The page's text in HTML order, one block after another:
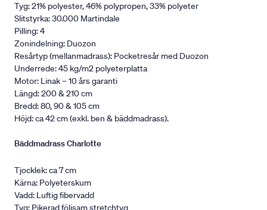
Tyg: 21% polyester, 46% polypropen, 33% polyeter
Slitstyrka: 30.000 Martindale
Pilling: 4
Zonindelning: Duozon
Resårtyp (mellanmadrass): Pocketresår med Duozon
Underrede: 45 kg/m2 polyeterplatta
Motor: Linak – 10 års garanti
Längd: 200 & 210 cm
Bredd: 80, 90 & 105 cm
Höjd: ca 42 cm (exkl. ben & bäddmadrass).
Bäddmadrass Charlotte
Tjocklek: ca 7 cm
Kärna: Polyeterskum
Vadd: Luftig fibervadd
Tyg: Pikerad följsam stretchtyg